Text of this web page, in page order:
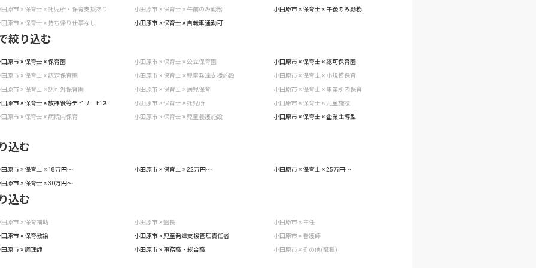
原市 × 保育士 × 託児所・保育支援あり 小田原市 × 保育士 × 午前のみ勤務 小田原市 × 保育士 × 午後のみ勤務
原市 × 保育士 × 持ち帰り仕事なし 小田原市 × 保育士 × 自転車通勤可
絞り込む
原市 × 保育士 × 保育園 小田原市 × 保育士 × 公立保育園 小田原市 × 保育士 × 認可保育園
原市 × 保育士 × 認定保育園 小田原市 × 保育士 × 児童発達支援施設 小田原市 × 保育士 × 小規模保育
原市 × 保育士 × 認可外保育園 小田原市 × 保育士 × 病児保育 小田原市 × 保育士 × 事業所内保育
原市 × 保育士 × 放課後等デイサービス 小田原市 × 保育士 × 託児所 小田原市 × 保育士 × 児童施設
原市 × 保育士 × 病院内保育 小田原市 × 保育士 × 児童養護施設 小田原市 × 保育士 × 企業主導型
込む
原市 × 保育士 × 18万円〜 小田原市 × 保育士 × 22万円〜 小田原市 × 保育士 × 25万円〜
原市 × 保育士 × 30万円〜
込む
原市 × 保育補助 小田原市 × 園長 小田原市 × 主任
原市 × 保育教諭 小田原市 × 児童発達支援管理責任者 小田原市 × 看護師
原市 × 調理師 小田原市 × 事務職・総合職 小田原市 × その他(職種)